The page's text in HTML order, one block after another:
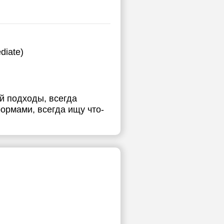
подходы, всегда
всегда ищу что-